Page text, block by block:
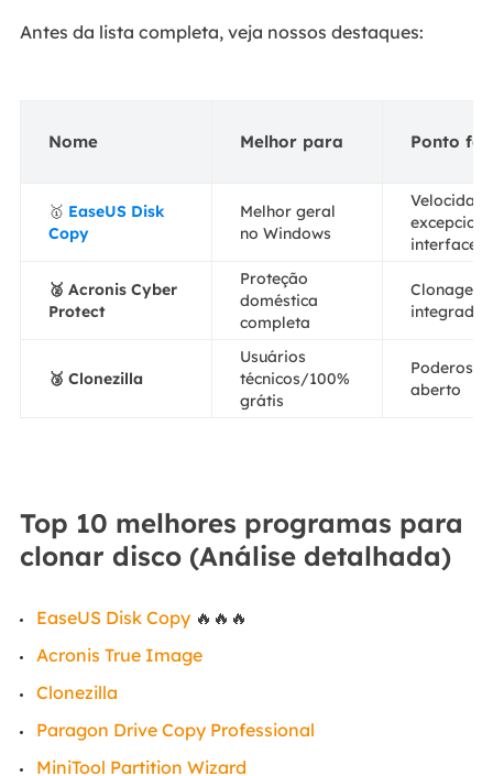
Antes da lista completa, veja nossos destaques:
Nome Melhor para Ponto
🥇 EaseUS Disk
Copy
Melhor geral
no Windows
Velocidade
interface
🥈 Acronis Cyber
Protect
Proteção
doméstica
completa
Clonagem
integrado
🥉 Clonezilla
Usuários
técnicos/100%
grátis
Poderoso
aberto
Top 10 melhores programas para
clonar disco (Análise detalhada)
EaseUS Disk Copy🔥🔥🔥
Acronis True Image
Clonezilla
Paragon Drive Copy Professional
MiniTool Partition Wizard